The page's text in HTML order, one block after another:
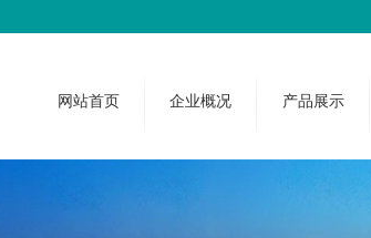
网站首页 企业概况 产品展示